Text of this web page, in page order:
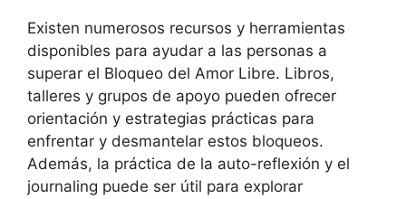
Existen numerosos recursos y herramientas
disponibles para ayudar a las personas a
superar el Bloqueo del Amor Libre. Libros,
talleres y grupos de apoyo pueden ofrecer
orientación y estrategias prácticas para
enfrentar y desmantelar estos bloqueos.
Además, la práctica de la auto-reflexión y el
journaling puede ser útil para explorar